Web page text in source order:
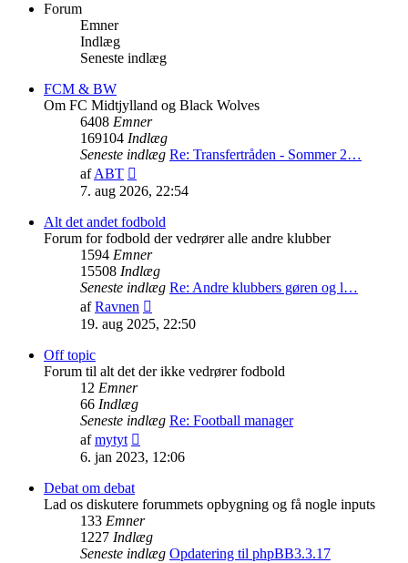
Forum
Emner
Indlæg
Seneste indlæg
FCM & BW
Om FC Midtjylland og Black Wolves
6408 Emner
169104 Indlæg
Seneste indlæg Re: Transfertråden - Sommer 2…
afABT
det
indlæg
7. aug 2026, 22:54
Alt det andet fodbold
Forum for fodbold der vedrører alle andre klubber
1594 Emner
15508 Indlæg
Seneste indlæg Re: Andre klubbers gøren og l…
afRavnen
det
19. aug 2025, 22:50
Off topic
Forum til alt det der ikke vedrører fodbold
12 Emner
66 Indlæg
Seneste indlæg Re: Football manager
afmytyt
det
6. jan 2023, 12:06
Debat om debat
Lad os diskutere forummets opbygning og få nogle inputs
133 Emner
1227 Indlæg
Seneste indlæg Opdatering til phpBB3.3.17